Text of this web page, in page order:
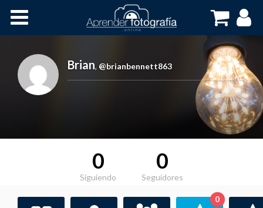
Cursos OnLine
Brian, @brianbennett863
0
Siguiendo
0
Seguidores
0